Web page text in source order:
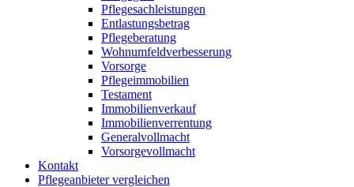
Pflegesachleistungen
Entlastungsbetrag
Pflegeberatung
Wohnumfeldverbesserung
Vorsorge
Pflegeimmobilien
Testament
Immobilienverkauf
Immobilienverrentung
Generalvollmacht
Vorsorgevollmacht
Kontakt
Pflegeanbieter vergleichen